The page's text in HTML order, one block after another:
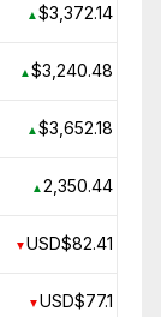
▲$3,372.14
▲$3,240.48
▲$3,652.18
▲2,350.44
▼USD$82.41
▼USD$77.1